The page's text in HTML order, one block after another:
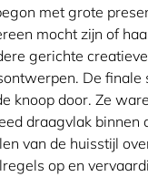
met grote
mocht zijn of
gerichte
De
knoop door. Ze
draagvlak
van de huisstijl
op en